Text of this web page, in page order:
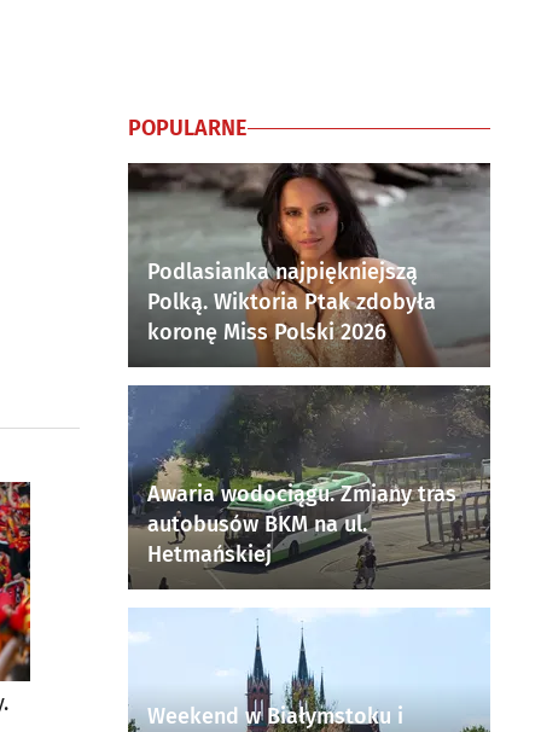
POPULARNE
Podlasianka najpiękniejszą
Polką. Wiktoria Ptak zdobyła
koronę Miss Polski 2026
Awaria wodociągu. Zmiany tras
autobusów BKM na ul.
Hetmańskiej
Weekend w Białymstoku i